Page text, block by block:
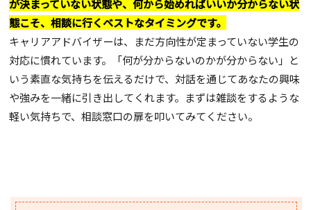
が決まっていない状態や、何から始めればいいか分からない状
態こそ、相談に行くベストなタイミングです。
キャリアアドバイザーは、まだ方向性が定まっていない学生の
対応に慣れています。「何が分からないのかが分からない」と
いう素直な気持ちを伝えるだけで、対話を通じてあなたの興味
や強みを一緒に引き出してくれます。まずは雑談をするような
軽い気持ちで、相談窓口の扉を叩いてみてください。